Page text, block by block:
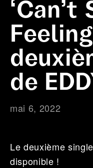
‘Can’t
de
mai 6, 2022
Le deuxième
disponible !